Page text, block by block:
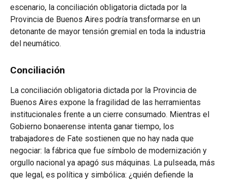
escenario, la conciliación obligatoria dictada por la
Provincia de Buenos Aires podría transformarse en un
detonante de mayor tensión gremial en toda la industria
del neumático.
Conciliación
La conciliación obligatoria dictada por la Provincia de
Buenos Aires expone la fragilidad de las herramientas
institucionales frente a un cierre consumado. Mientras el
Gobierno bonaerense intenta ganar tiempo, los
trabajadores de Fate sostienen que no hay nada que
negociar: la fábrica que fue símbolo de modernización y
orgullo nacional ya apagó sus máquinas. La pulseada, más
que legal, es política y simbólica: ¿quién defiende la